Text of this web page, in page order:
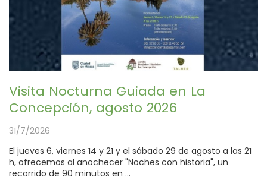
Visita Nocturna Guiada en La
Concepción, agosto 2026
31/7/2026
El jueves 6, viernes 14 y 21 y el sábado 29 de agosto a las 21
h, ofrecemos al anochecer "Noches con historia", un
recorrido de 90 minutos en ...